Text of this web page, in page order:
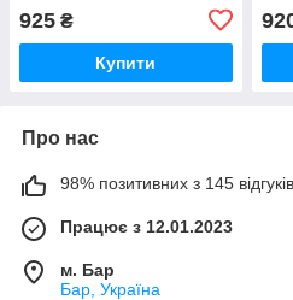
925 ₴
Купити
Про нас
98% позитивних з 145
Працює з 12.01.2023
м. Бар
Бар, Україна